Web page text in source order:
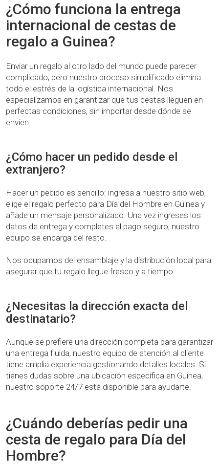
¿Cómo funciona la entrega
internacional de cestas de
regalo a Guinea?
Enviar un regalo al otro lado del mundo puede parecer
complicado, pero nuestro proceso simplificado elimina
todo el estrés de la logística internacional. Nos
especializamos en garantizar que tus cestas lleguen en
perfectas condiciones, sin importar desde dónde se
envíen.
¿Cómo hacer un pedido desde el
extranjero?
Hacer un pedido es sencillo: ingresa a nuestro sitio web,
elige el regalo perfecto para Día del Hombre en Guinea y
añade un mensaje personalizado. Una vez ingreses los
datos de entrega y completes el pago seguro, nuestro
equipo se encarga del resto.
Nos ocupamos del ensamblaje y la distribución local para
asegurar que tu regalo llegue fresco y a tiempo.
¿Necesitas la dirección exacta del
destinatario?
Aunque se prefiere una dirección completa para garantizar
una entrega fluida, nuestro equipo de atención al cliente
tiene amplia experiencia gestionando detalles locales. Si
tienes dudas sobre una ubicación específica en Guinea,
nuestro soporte 24/7 está disponible para ayudarte.
¿Cuándo deberías pedir una
cesta de regalo para Día del
Hombre?